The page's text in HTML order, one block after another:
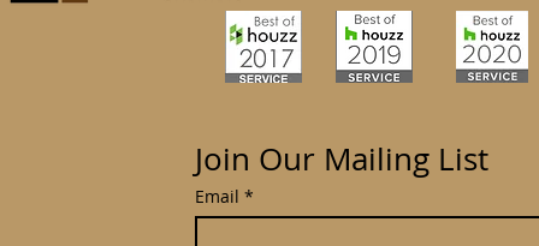
Join Our Mailing List
Email *